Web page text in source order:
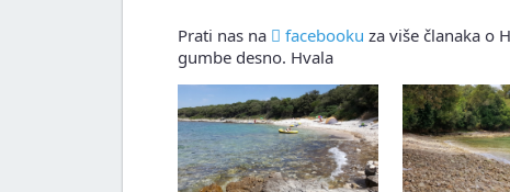
Prati nas na facebooku za više članaka o
gumbe desno. Hvala